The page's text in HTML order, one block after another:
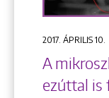
2017. ÁPRILIS 10.
A
ezúttal is